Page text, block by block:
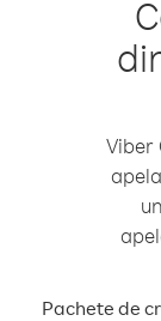
Viber
Pachete de